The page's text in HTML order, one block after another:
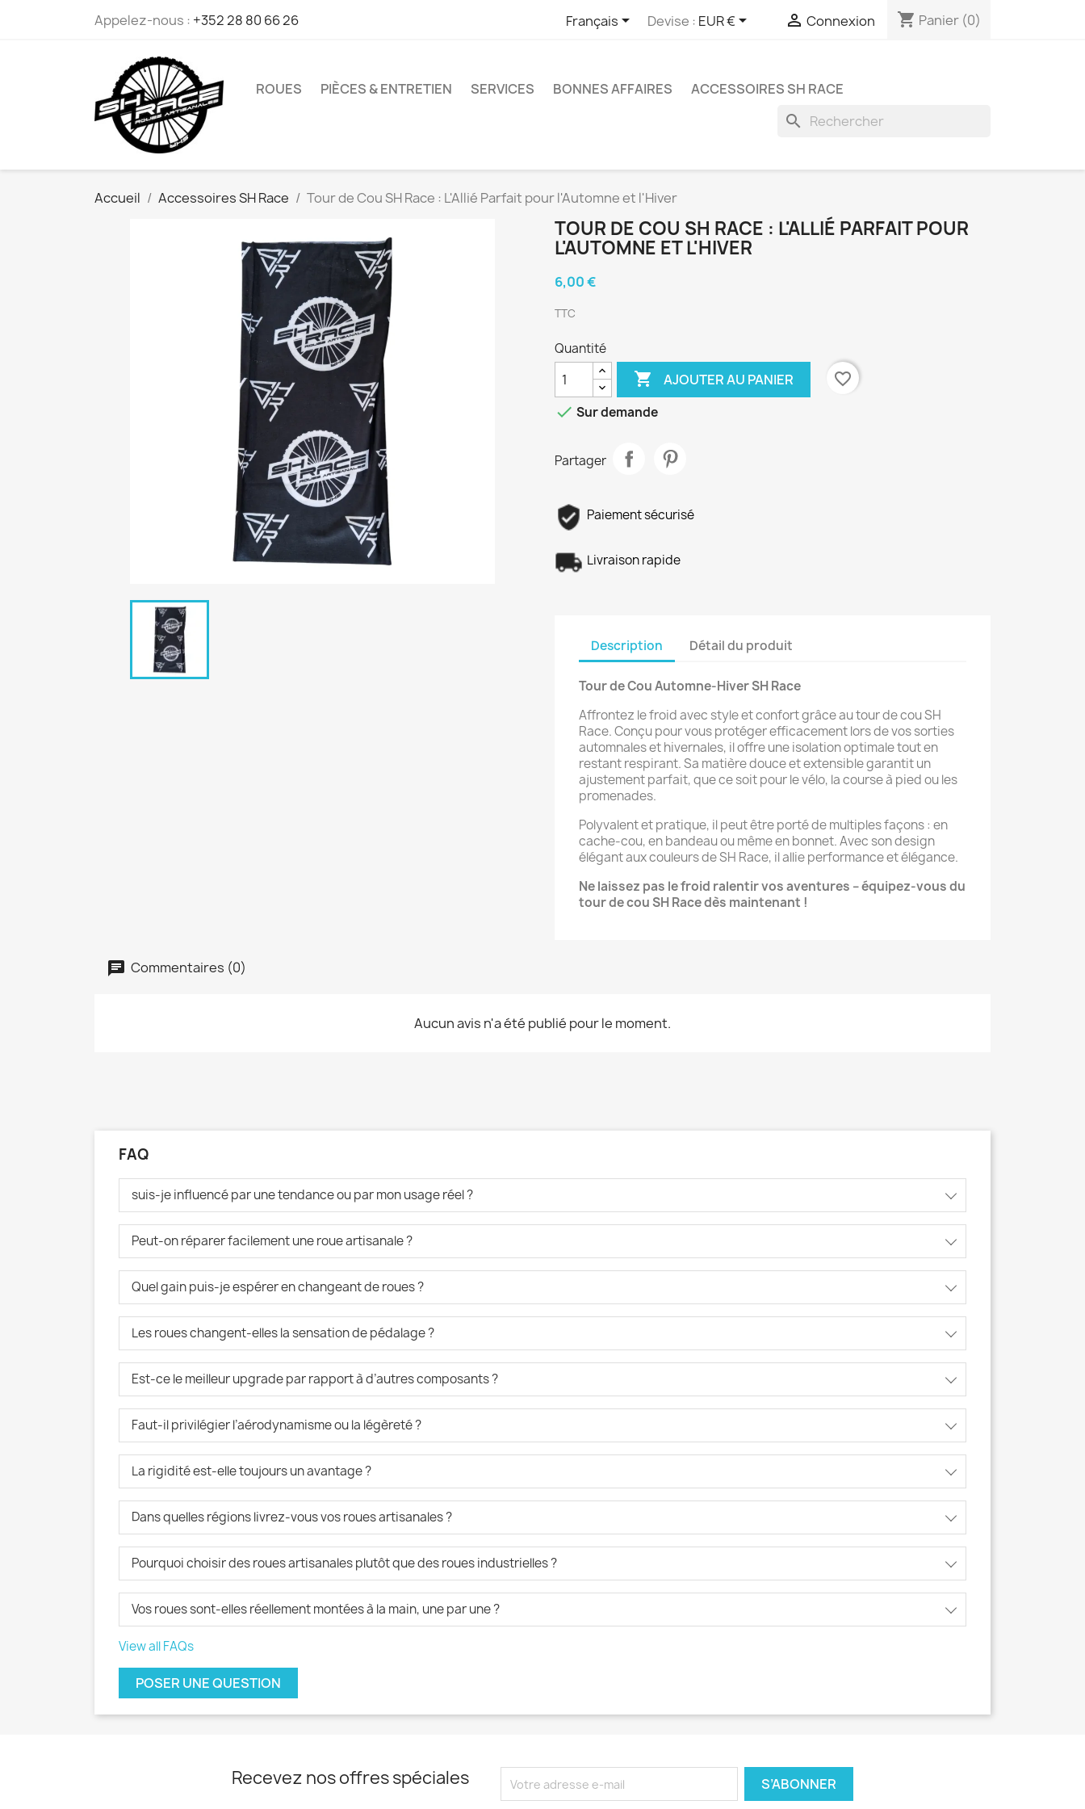
Appelez-nous : +352 28 80 66 26 Français Devise : EUR €  Connexion shopping_cart Panier (0)
ROUES PIÈCES & ENTRETIEN SERVICES BONNES AFFAIRES ACCESSOIRES SH RACE
search
Accueil Accessoires SH Race Tour de Cou SH Race : L'Allié Parfait pour l'Automne et l'Hiver
TOUR DE COU SH RACE : L'ALLIÉ PARFAIT POUR
L'AUTOMNE ET L'HIVER
6,00 €
TTC
Quantité
 AJOUTER AU PANIER
favorite_border
 Sur demande
Partager
Paiement sécurisé
Livraison rapide
Description Détail du produit
Tour de Cou Automne-Hiver SH Race
Affrontez le froid avec style et confort grâce au tour de cou SH
Race. Conçu pour vous protéger efficacement lors de vos sorties
automnales et hivernales, il offre une isolation optimale tout en
restant respirant. Sa matière douce et extensible garantit un
ajustement parfait, que ce soit pour le vélo, la course à pied ou les
promenades.
Polyvalent et pratique, il peut être porté de multiples façons : en
cache-cou, en bandeau ou même en bonnet. Avec son design
élégant aux couleurs de SH Race, il allie performance et élégance.
Ne laissez pas le froid ralentir vos aventures – équipez-vous du
tour de cou SH Race dès maintenant !
Commentaires (0)
Aucun avis n'a été publié pour le moment.
FAQ
suis-je influencé par une tendance ou par mon usage réel ?
Peut-on réparer facilement une roue artisanale ?
Quel gain puis-je espérer en changeant de roues ?
Les roues changent-elles la sensation de pédalage ?
Est-ce le meilleur upgrade par rapport à d’autres composants ?
Faut-il privilégier l’aérodynamisme ou la légèreté ?
La rigidité est-elle toujours un avantage ?
Dans quelles régions livrez-vous vos roues artisanales ?
Pourquoi choisir des roues artisanales plutôt que des roues industrielles ?
Vos roues sont-elles réellement montées à la main, une par une ?
View all FAQs
POSER UNE QUESTION
Recevez nos offres spéciales